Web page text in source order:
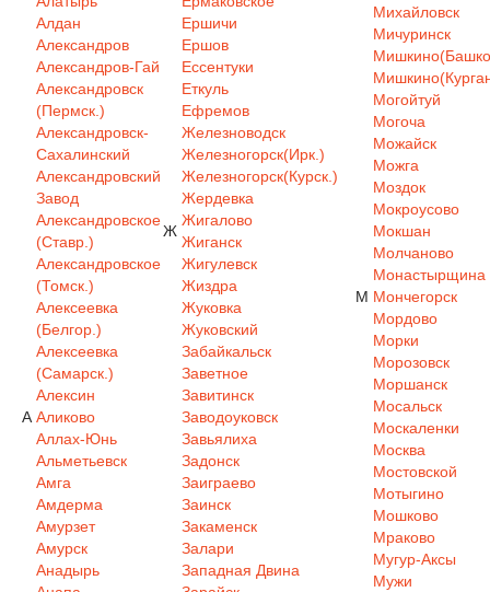
А
Алдан
Александров
Александров-Гай
Александровск
(Пермск.)
Александровск-
Сахалинский
Александровский
Завод
Александровское
(Ставр.)
Александровское
(Томск.)
Алексеевка
(Белгор.)
Алексеевка
(Самарск.)
Алексин
Аликово
Аллах-Юнь
Альметьевск
Амга
Амдерма
Амурзет
Амурск
Анадырь
Ершичи
Ершов
Ессентуки
Еткуль
Ефремов
Ж
Железноводск
Железногорск(Ирк.)
Железногорск(Курск.)
Жердевка
Жигалово
Жиганск
Жигулевск
Жиздра
Жуковка
Жуковский
Забайкальск
Заветное
Завитинск
Заводоуковск
Завьялиха
Задонск
Заиграево
Заинск
Закаменск
Залари
Западная Двина
М
Михайловск
Мичуринск
Могойтуй
Могоча
Можайск
Можга
Моздок
Мокроусово
Мокшан
Молчаново
Монастырщина
Мончегорск
Мордово
Морки
Морозовск
Моршанск
Мосальск
Москаленки
Москва
Мостовской
Мотыгино
Мошково
Мраково
Мугур-Аксы
Мужи